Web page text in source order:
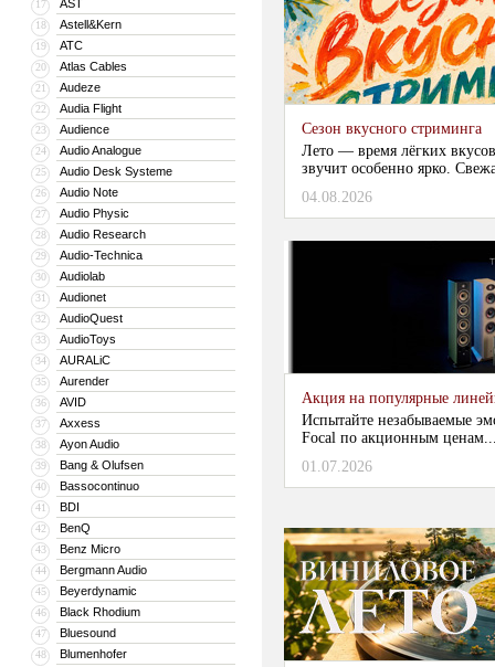
17 AST
18 Astell&Kern
19 ATC
20 Atlas Cables
21 Audeze
22 Audia Flight
23 Audience
24 Audio Analogue
25 Audio Desk Systeme
26 Audio Note
27 Audio Physic
28 Audio Research
29 Audio-Technica
30 Audiolab
31 Audionet
32 AudioQuest
33 AudioToys
34 AURALiC
35 Aurender
36 AVID
37 Axxess
38 Ayon Audio
39 Bang & Olufsen
40 Bassocontinuo
41 BDI
42 BenQ
43 Benz Micro
44 Bergmann Audio
45 Beyerdynamic
46 Black Rhodium
47 Bluesound
48 Blumenhofer
Сезон вкусного стриминга
Лето — время лёгких
звучит особенно ярко.
04.08.2026
Акция на популярные
Испытайте незабываемые
Focal по акционным
01.07.2026